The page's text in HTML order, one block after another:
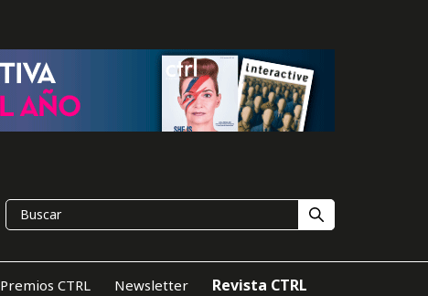
Premios CTRL Newsletter Revista CTRL